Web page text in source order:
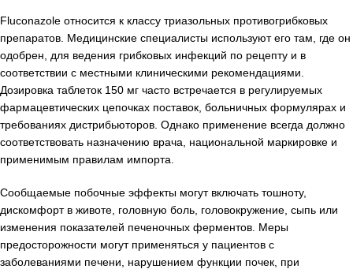
Fluconazole относится к классу триазольных противогрибковых
препаратов. Медицинские специалисты используют его там, где он
одобрен, для ведения грибковых инфекций по рецепту и в
соответствии с местными клиническими рекомендациями.
Дозировка таблеток 150 мг часто встречается в регулируемых
фармацевтических цепочках поставок, больничных формулярах и
требованиях дистрибьюторов. Однако применение всегда должно
соответствовать назначению врача, национальной маркировке и
применимым правилам импорта.
Сообщаемые побочные эффекты могут включать тошноту,
дискомфорт в животе, головную боль, головокружение, сыпь или
изменения показателей печеночных ферментов. Меры
предосторожности могут применяться у пациентов с
заболеваниями печени, нарушением функции почек, при